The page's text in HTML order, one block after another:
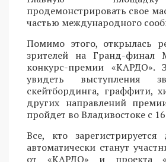
продемонстрировать свое
частью международного
Помимо этого, открылась
зрителей на Гранд-финал
конкурс-премии «КАРДО».
увидеть выступления
скейтбординга, граффити,
других направлений
пройдет во Владивостоке с
Все, кто
автоматически станут
от «КАРДО» и проекта